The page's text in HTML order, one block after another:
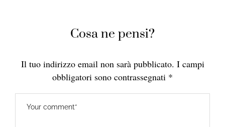
Cosa ne pensi?
Il tuo indirizzo email non sarà pubblicato. I campi
obbligatori sono contrassegnati *